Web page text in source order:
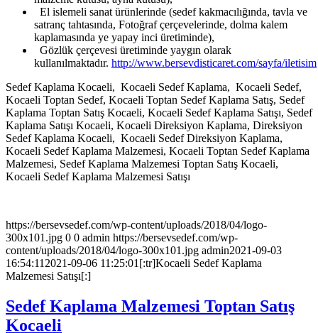
El islemeli sanat ürünlerinde (sedef kakmacılığında, tavla ve
satranç tahtasında, Fotoğraf çerçevelerinde, dolma kalem
kaplamasında ye yapay inci üretiminde),
Gözlük çerçevesi üretiminde yaygın olarak
kullanılmaktadır. http://www.bersevdisticaret.com/sayfa/iletisim
Sedef Kaplama Kocaeli, Kocaeli Sedef Kaplama, Kocaeli Sedef,
Kocaeli Toptan Sedef, Kocaeli Toptan Sedef Kaplama Satış, Sedef
Kaplama Toptan Satış Kocaeli, Kocaeli Sedef Kaplama Satışı, Sedef
Kaplama Satışı Kocaeli, Kocaeli Direksiyon Kaplama, Direksiyon
Sedef Kaplama Kocaeli, Kocaeli Sedef Direksiyon Kaplama,
Kocaeli Sedef Kaplama Malzemesi, Kocaeli Toptan Sedef Kaplama
Malzemesi, Sedef Kaplama Malzemesi Toptan Satış Kocaeli,
Kocaeli Sedef Kaplama Malzemesi Satışı
https://bersevsedef.com/wp-content/uploads/2018/04/logo-
300x101.jpg 0 0 admin https://bersevsedef.com/wp-
content/uploads/2018/04/logo-300x101.jpg admin2021-09-03
16:54:11 2021-09-06 11:25:01 [:tr]Kocaeli Sedef Kaplama
Malzemesi Satışı[:]
Sedef Kaplama Malzemesi Toptan Satış
Kocaeli